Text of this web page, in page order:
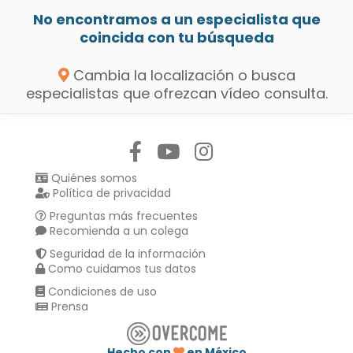
No encontramos a un especialista que
coincida con tu búsqueda
Cambia la localización o busca
especialistas que ofrezcan vídeo consulta.
Quiénes somos
Política de privacidad
Preguntas más frecuentes
Recomienda a un colega
Seguridad de la información
Como cuidamos tus datos
Condiciones de uso
Prensa